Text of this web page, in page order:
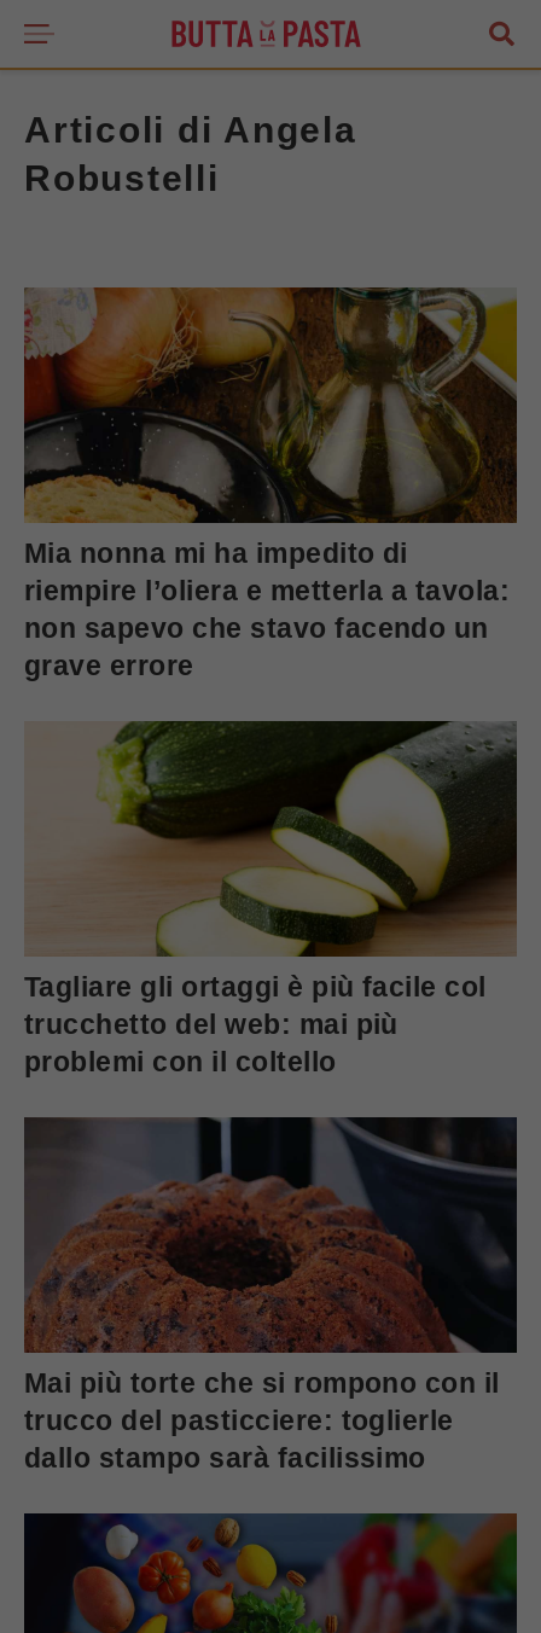
Articoli di Angela
Robustelli
Mia nonna mi ha impedito di
riempire l’oliera e metterla a tavola:
non sapevo che stavo facendo un
grave errore
Tagliare gli ortaggi è più facile col
trucchetto del web: mai più
problemi con il coltello
Mai più torte che si rompono con il
trucco del pasticciere: toglierle
dallo stampo sarà facilissimo